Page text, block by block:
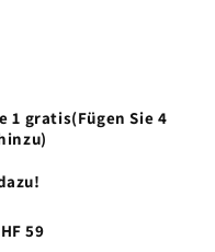
1 gratis(Fügen Sie 4
59